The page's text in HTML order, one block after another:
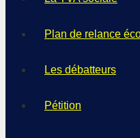
Plan de relance
Les débatteurs
Pétition